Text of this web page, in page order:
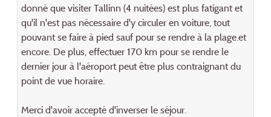
donné que visiter Tallinn (4 nuitées) est plus fatigant et
qu'il n'est pas nécessaire d'y circuler en voiture, tout
pouvant se faire à pied sauf pour se rendre à la plage.et
encore. De plus, effectuer 170 km pour se rendre le
dernier jour à l'aéroport peut être plus contraignant du
point de vue horaire.
Merci d'avoir accepté d'inverser le séjour.